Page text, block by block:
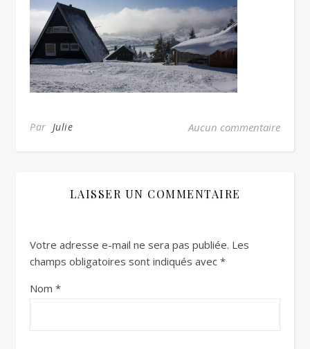
Par Julie Aucun commentaire
LAISSER UN COMMENTAIRE
Votre adresse e-mail ne sera pas publiée. Les
champs obligatoires sont indiqués avec *
Nom *